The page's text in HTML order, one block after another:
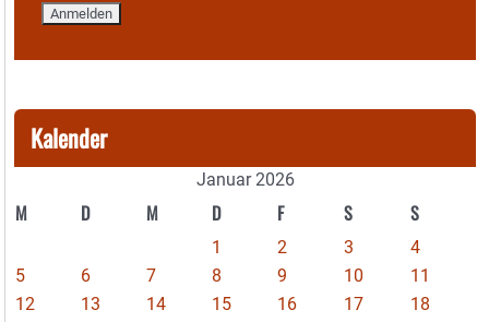
Kalender
Januar 2026
M D M D F S S
1 2 3
4
5
6 7 8 9 10
11
12
13 14 15 16 17
18